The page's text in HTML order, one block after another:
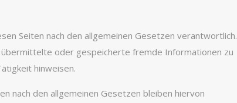
Seiten nach den allgemeinen Gesetzen verantwortlich.
oder gespeicherte fremde Informationen zu
hinweisen.
nach den allgemeinen Gesetzen bleiben hiervon